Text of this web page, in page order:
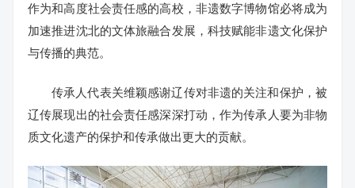
作为和高度社会责任感的高校，非遗数字博物馆必将成为
加速推进沈北的文体旅融合发展，科技赋能非遗文化保护
与传播的典范。
传承人代表关维颖感谢辽传对非遗的关注和保护，被
辽传展现出的社会责任感深深打动，作为传承人要为非物
质文化遗产的保护和传承做出更大的贡献。